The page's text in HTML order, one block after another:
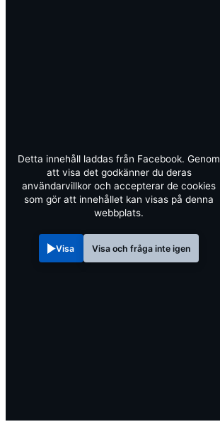
Detta innehåll laddas från Facebook. Genom
att visa det godkänner du deras
användarvillkor och accepterar de cookies
som gör att innehållet kan visas på denna
webbplats.
Visa Visa och fråga inte igen